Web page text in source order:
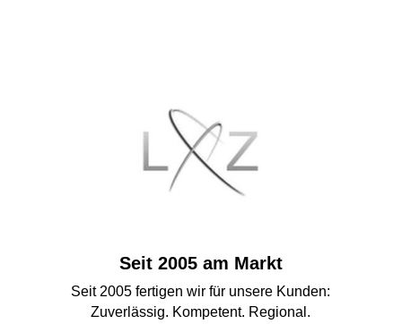
Seit 2005 am Markt
Seit 2005 fertigen wir für unsere Kunden:
Zuverlässig. Kompetent. Regional.